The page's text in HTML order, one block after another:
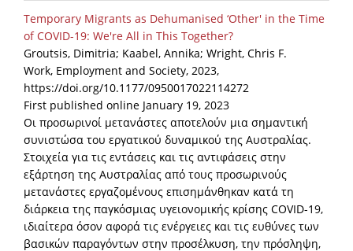
Temporary Migrants as Dehumanised ‘Other' in the Time
of COVID-19: We're All in This Together?
Groutsis, Dimitria; Kaabel, Annika; Wright, Chris F.
Work, Employment and Society, 2023,
https://doi.org/10.1177/0950017022114272
First published online January 19, 2023
Οι προσωρινοί μετανάστες αποτελούν μια σημαντική
συνιστώσα του εργατικού δυναμικού της Αυστραλίας.
Στοιχεία για τις εντάσεις και τις αντιφάσεις στην
εξάρτηση της Αυστραλίας από τους προσωρινούς
μετανάστες εργαζομένους επισημάνθηκαν κατά τη
διάρκεια της παγκόσμιας υγειονομικής κρίσης COVID-19,
ιδιαίτερα όσον αφορά τις ενέργειες και τις ευθύνες των
βασικών παραγόντων στην προσέλκυση, την πρόσληψη,